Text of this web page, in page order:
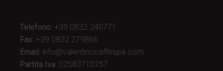
Telefono: +39 0832 240771
Fax: +39 0832 279866
Email: info@valentinocaffespa.com
Partita Iva: 02583710757